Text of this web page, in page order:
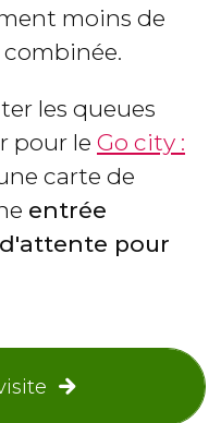
moins de
combinée.
les queues
pour le Go city :
carte de
entrée
pour